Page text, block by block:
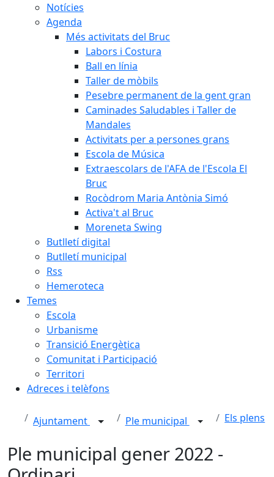
Notícies
Agenda
Més activitats del Bruc
Labors i Costura
Ball en línia
Taller de mòbils
Pesebre permanent de la gent gran
Caminades Saludables i Taller de
Mandales
Activitats per a persones grans
Escola de Música
Extraescolars de l'AFA de l'Escola El
Bruc
Rocòdrom Maria Antònia Simó
Activa't al Bruc
Moreneta Swing
Butlletí digital
Butlletí municipal
Rss
Hemeroteca
Temes
Escola
Urbanisme
Transició Energètica
Comunitat i Participació
Territori
Adreces i telèfons
Ajuntament Ple municipal Els plens
Ple municipal gener 2022 -